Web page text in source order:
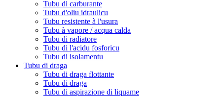
Tubu di carburante
Tubu d'oliu idraulicu
Tubu resistente à l'usura
Tubu à vapore / acqua calda
Tubu di radiatore
Tubu di l'acidu fosforicu
Tubu di isolamentu
Tubu di draga
Tubu di draga flottante
Tubu di draga
Tubu di aspirazione di liquame